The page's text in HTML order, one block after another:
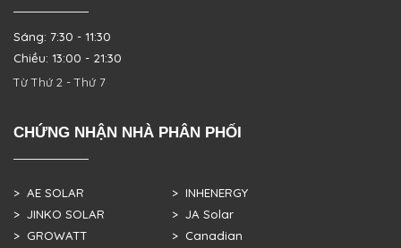
Sáng: 7:30 - 11:30
Chiều: 13:00 - 21:30
Từ Thứ 2 - Thứ 7
CHỨNG NHẬN NHÀ PHÂN PHỐI
> AE SOLAR
> JINKO SOLAR
> GROWATT
> INHENERGY
> JA Solar
> Canadian